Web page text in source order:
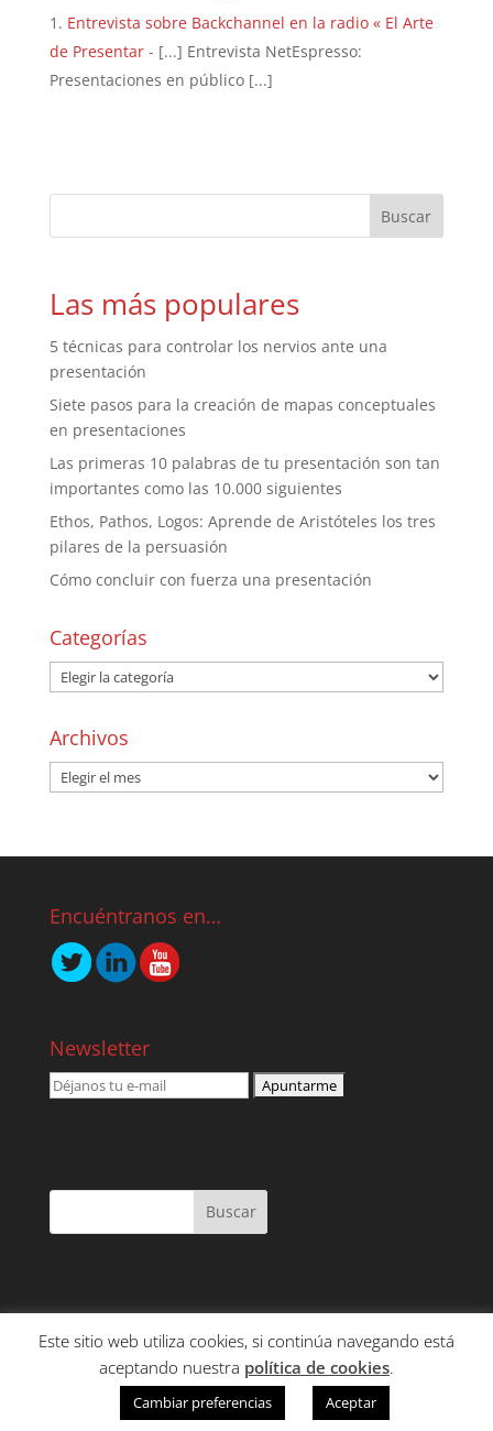
Entrevista sobre Backchannel en la radio « El Arte
de Presentar- [...] Entrevista NetEspresso:
Presentaciones en público [...]
Las más populares
5 técnicas para controlar los nervios ante una
presentación
Siete pasos para la creación de mapas conceptuales
en presentaciones
Las primeras 10 palabras de tu presentación son tan
importantes como las 10.000 siguientes
Ethos, Pathos, Logos: Aprende de Aristóteles los tres
pilares de la persuasión
Cómo concluir con fuerza una presentación
Categorías
Archivos
Encuéntranos en…
Newsletter
SERVICIOS
CONTENIDO
CLIENTES
CONTACTO
Este sitio web utiliza cookies, si continúa navegando está
aceptando nuestra política de cookies.
Cambiar preferencias Aceptar